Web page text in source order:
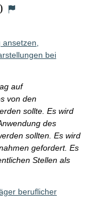
)
bei
auf
von den
sollte. Es wird
des
sollten. Es wird
gefordert. Es
Stellen als
beruflicher